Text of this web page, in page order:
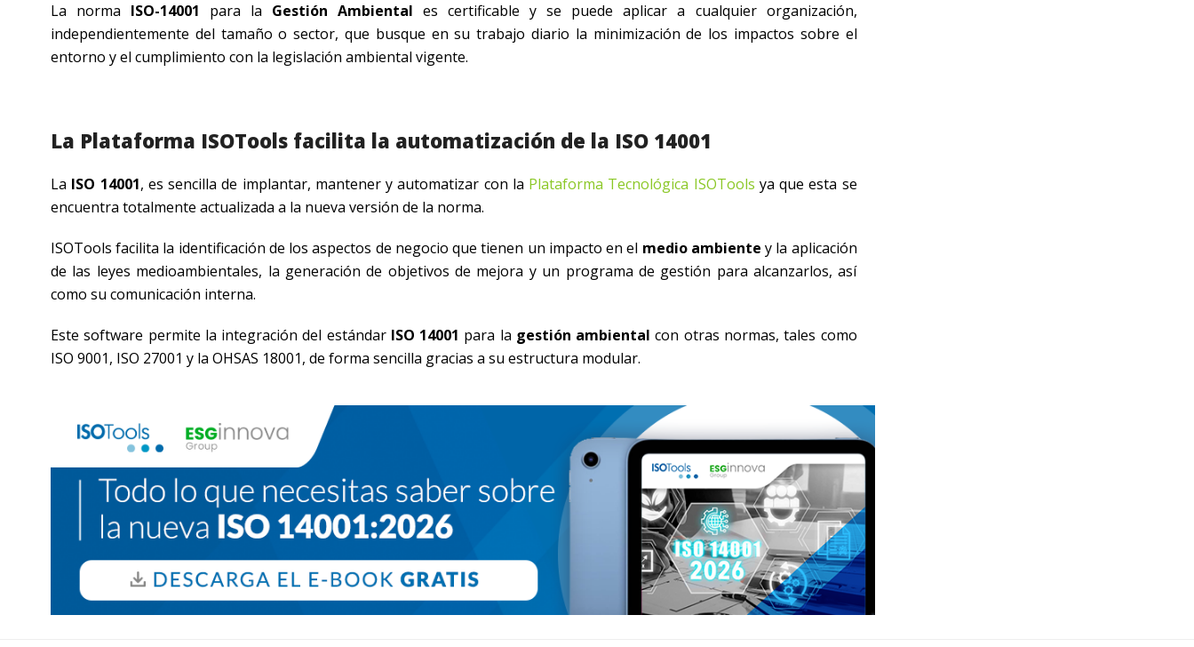
La norma ISO-14001 para la Gestión Ambiental es certificable y se puede aplicar a cualquier organización,
independientemente del tamaño o sector, que busque en su trabajo diario la minimización de los impactos sobre el
entorno y el cumplimiento con la legislación ambiental vigente.
La Plataforma ISOTools facilita la automatización de la ISO 14001
La ISO 14001, es sencilla de implantar, mantener y automatizar con la Plataforma Tecnológica ISOTools ya que esta se
encuentra totalmente actualizada a la nueva versión de la norma.
ISOTools facilita la identificación de los aspectos de negocio que tienen un impacto en el medio ambiente y la aplicación
de las leyes medioambientales, la generación de objetivos de mejora y un programa de gestión para alcanzarlos, así
como su comunicación interna.
Este software permite la integración del estándar ISO 14001 para la gestión ambiental con otras normas, tales como
ISO 9001, ISO 27001 y la OHSAS 18001, de forma sencilla gracias a su estructura modular.